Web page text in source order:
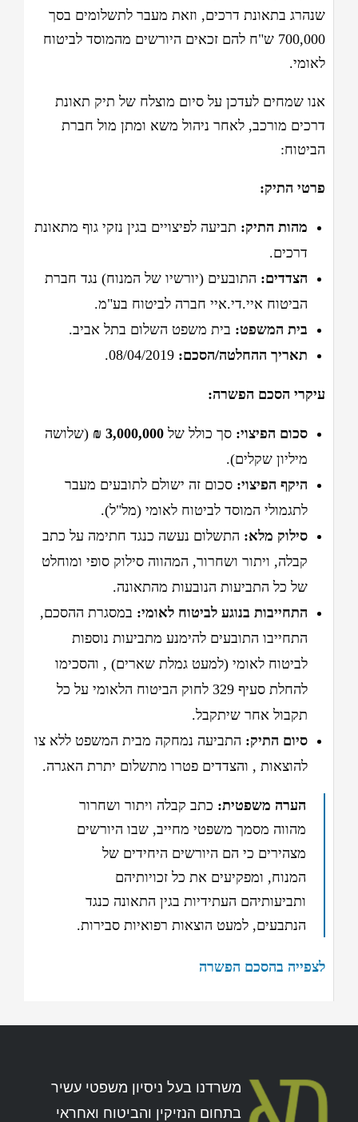
שנהרג בתאונת דרכים, וזאת מעבר לתשלומים בסך
700,000 ש"ח להם זכאים היורשים מהמוסד לביטוח
לאומי.
אנו שמחים לעדכן על סיום מוצלח של תיק תאונת
דרכים מורכב, לאחר ניהול משא ומתן מול חברת
הביטוח:
פרטי התיק:
מהות התיק: תביעה לפיצויים בגין נזקי גוף מתאונת
דרכים.
הצדדים: התובעים (יורשיו של המנוח) נגד חברת
הביטוח איי.די.איי חברה לביטוח בע"מ.
בית המשפט: בית משפט השלום בתל אביב.
תאריך ההחלטה/הסכם:
.
עיקרי הסכם הפשרה:
סכום הפיצוי: סך כולל של 3,000,000 ₪
(שלושה
מיליון שקלים).
היקף הפיצוי: סכום זה ישולם לתובעים מעבר
לתגמולי המוסד לביטוח לאומי (מל"ל).
סילוק מלא: התשלום נעשה כנגד חתימה על כתב
קבלה, ויתור ושחרור, המהווה סילוק סופי ומוחלט
של כל התביעות הנובעות מהתאונה.
התחייבות בנוגע לביטוח לאומי: במסגרת ההסכם,
התחייבו התובעים להימנע מתביעות נוספות
לביטוח לאומי (למעט גמלת שארים) , והסכימו
להחלת סעיף 329 לחוק הביטוח הלאומי על כל
תקבול אחר שיתקבל.
סיום התיק: התביעה נמחקה מבית המשפט ללא צו
להוצאות , והצדדים פטרו מתשלום יתרת האגרה.
הערה משפטית: כתב קבלה ויתור ושחרור
מהווה מסמך משפטי מחייב, שבו היורשים
מצהירים כי הם היורשים היחידים של
המנוח, ומפקיעים את כל זכויותיהם
ותביעותיהם העתידיות בגין התאונה כנגד
הנתבעים, למעט הוצאות רפואיות סבירות.
לצפייה בהסכם הפשרה
משרדנו בעל ניסיון משפטי עשיר
בתחום הנזיקין והביטוח ואחראי